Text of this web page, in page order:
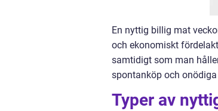
En nyttig billig mat
och ekonomiskt
samtidigt som man
spontanköp och
Typer av